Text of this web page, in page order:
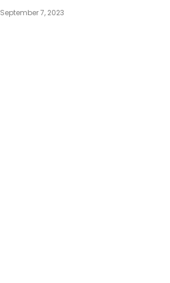
September 7, 2023